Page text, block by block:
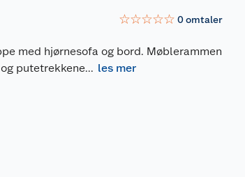
☆☆☆☆☆ 0omtaler
med hjørnesofa og bord. Møblerammen
putetrekkene... les mer